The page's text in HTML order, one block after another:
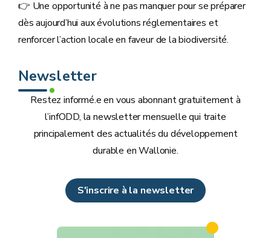
👉 Une opportunité à ne pas manquer pour se préparer
dès aujourd’hui aux évolutions réglementaires et
renforcer l’action locale en faveur de la biodiversité.
Newsletter
Restez informé.e en vous abonnant gratuitement à
l’infODD, la newsletter mensuelle qui traite
principalement des actualités du développement
durable en Wallonie.
S'inscrire à la newsletter